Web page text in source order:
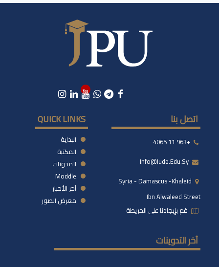
اتصل بنا
+963 11 4065
Syria - Damascus -khaleid
Ibn Alwaleed Street
قم بإيجادنا على الخريطة
QUICK LINKS
البداية
المكتبة
المدونات
Moddle
آخر الأخبار
معرض الصور
آخر التدوينات